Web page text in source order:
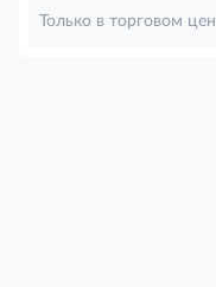
Только в торговом